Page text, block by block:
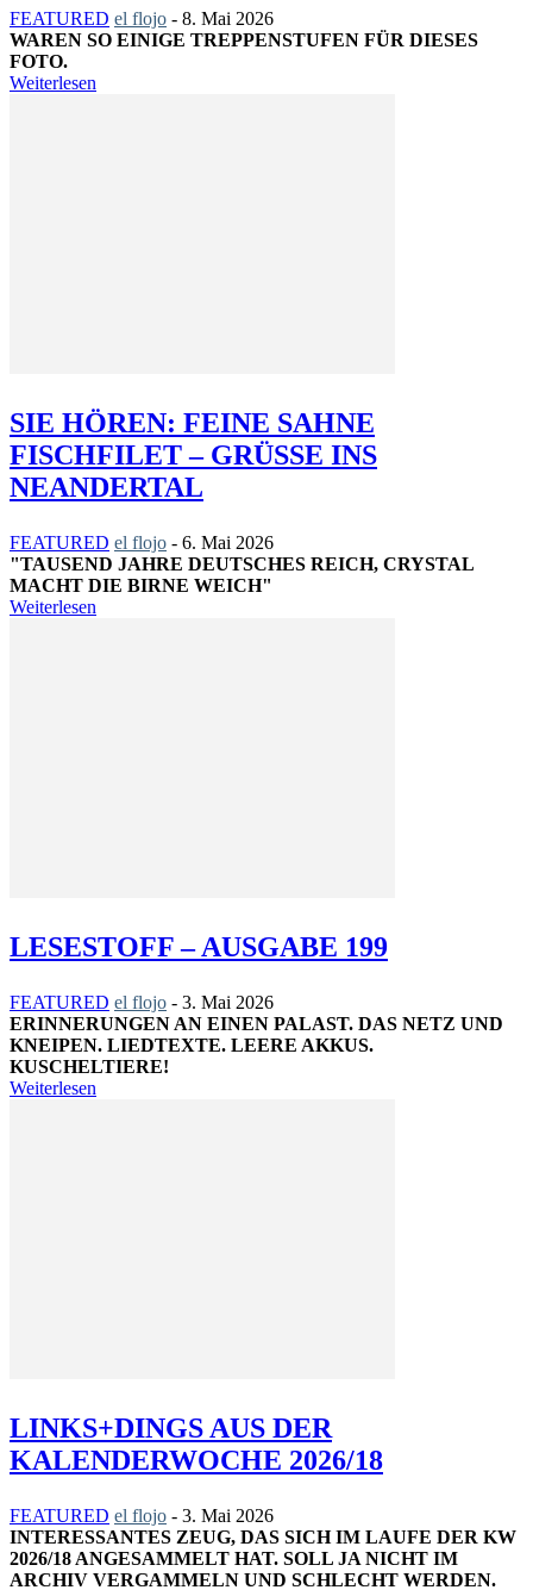
FEATURED el flojo - 8. Mai 2026
WAREN SO EINIGE TREPPENSTUFEN FÜR DIESES
FOTO.
Weiterlesen
SIE HÖREN: FEINE SAHNE
FISCHFILET – GRÜSSE INS N
EANDERTAL
FEATURED el flojo - 6. Mai 2026
"TAUSEND JAHRE DEUTSCHES REICH, CRYSTAL
MACHT DIE BIRNE WEICH"
Weiterlesen
LESESTOFF – AUSGABE 199
FEATURED el flojo - 3. Mai 2026
ERINNERUNGEN AN EINEN PALAST. DAS NETZ UND
KNEIPEN. LIEDTEXTE. LEERE AKKUS.
KUSCHELTIERE!
Weiterlesen
LINKS+DINGS AUS DER
KALENDERWOCHE 2026/18
FEATURED el flojo - 3. Mai 2026
INTERESSANTES ZEUG, DAS SICH IM LAUFE DER KW
2026/18 ANGESAMMELT HAT. SOLL JA NICHT IM
ARCHIV VERGAMMELN UND SCHLECHT WERDEN.